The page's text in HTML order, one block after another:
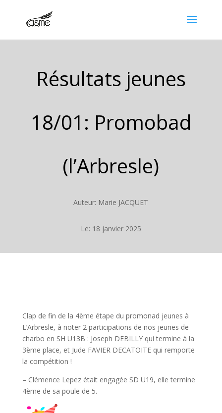
Résultats jeunes
18/01: Promobad
(l’Arbresle)
Auteur: Marie JACQUET
Le: 18 janvier 2025
Clap de fin de la 4ème étape du promonad jeunes à
L’Arbresle, à noter 2 participations de nos jeunes de
charbo en SH U13B : Joseph DEBILLY qui termine à la
3ème place, et Jude FAVIER DECATOITE qui remporte
la compétition !
– Clémence Lepez était engagée SD U19, elle termine
4ème de sa poule de 5.